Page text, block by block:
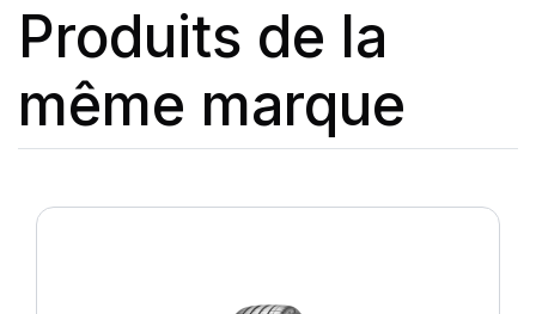
Produits de la
même marque